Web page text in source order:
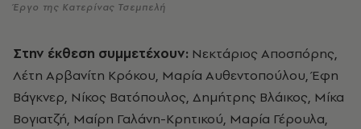
Έργο της Κατερίνας Τσεμπελή
Στην έκθεση συμμετέχουν: Νεκτάριος Αποσπόρης,
Λέτη Αρβανίτη Κρόκου, Μαρία Αυθεντοπούλου, Έφη
Βάγκνερ, Νίκος Βατόπουλος, Δημήτρης Βλάικος, Μίκα
Βογιατζή, Μαίρη Γαλάνη-Κρητικού, Μαρία Γέρουλα,